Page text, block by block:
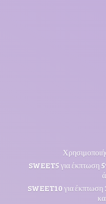
SWEET5 για έκπτωση
SWEET10 για έκπτωση